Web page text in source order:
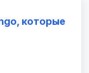
которые